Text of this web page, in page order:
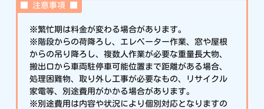
■ 注意事項 ■
※繁忙期は料金が変わる場合があります。
※階段からの荷降ろし、エレベーター作業、窓や屋根
からの吊り降ろし、複数人作業が必要な重量長大物、
搬出口から車両駐停車可能位置まで距離がある場合、
処理困難物、取り外し工事が必要なもの、リサイクル
家電等、別途費用がかかる場合があります。
※別途費用は内容や状況により個別対応となりますの